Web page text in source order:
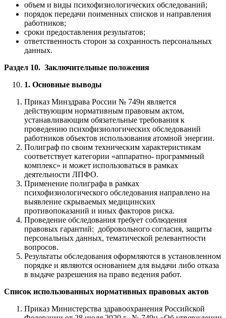
объем и виды психофизиологических обследований;
порядок передачи поименных списков и направления
работников;
сроки предоставления результатов;
ответственность сторон за сохранность персональных
данных.
Раздел 10. Заключительные положения
1. Основные выводы
Приказ Минздрава России № 749н является
действующим нормативным правовым актом,
устанавливающим обязательные требования к
проведению психофизиологических обследований
работников объектов использования атомной энергии.
Полиграф по своим техническим характеристикам
соответствует категории «аппаратно- программный
комплекс» и может использоваться в рамках
деятельности ЛПФО.
Применение полиграфа в рамках
психофизиологического обследования направлено на
выявление скрываемых медицинских
противопоказаний и иных факторов риска.
Проведение обследования требует соблюдения
правовых гарантий: добровольного согласия, защиты
персональных данных, тематической релевантности
вопросов.
Результаты обследования оформляются в установленном
порядке и являются основанием для выдачи либо отказа
в выдаче разрешения на право ведения работ.
Список использованных нормативных правовых актов
Приказ Министерства здравоохранения Российской